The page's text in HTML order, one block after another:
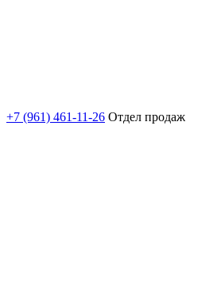
+7 (961) 461-11-26 Отдел продаж